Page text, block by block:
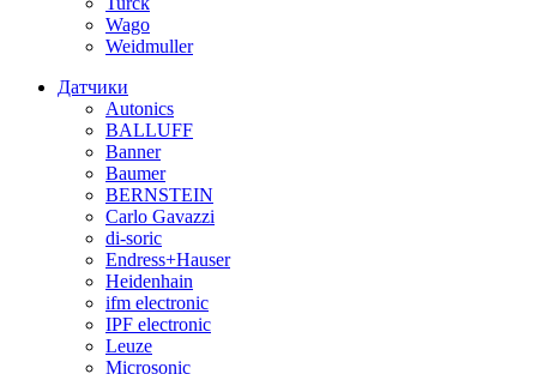
Wago
Weidmuller
Датчики
Autonics
BALLUFF
Banner
Baumer
BERNSTEIN
Carlo Gavazzi
di-soric
Endress+Hauser
Heidenhain
ifm electronic
IPF electronic
Leuze
Microsonic